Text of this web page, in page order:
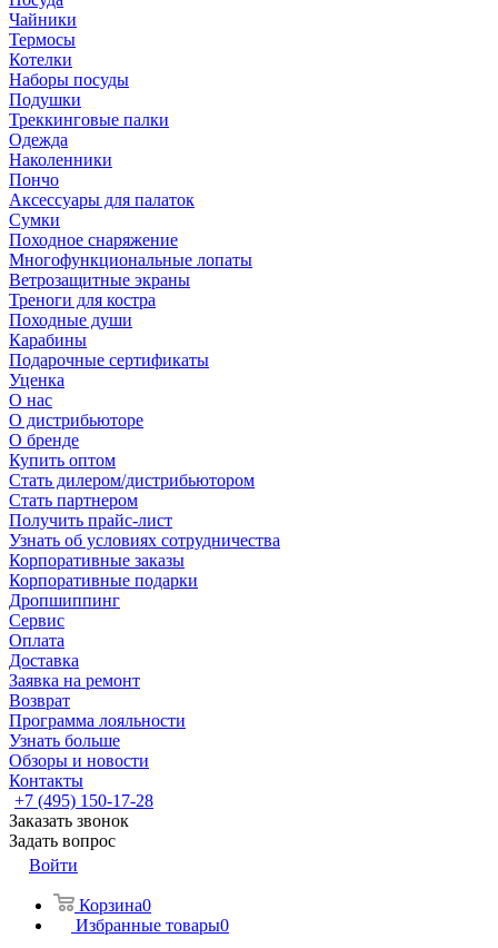
Чайники
Термосы
Котелки
Наборы посуды
Подушки
Треккинговые палки
Одежда
Наколенники
Пончо
Аксессуары для палаток
Сумки
Походное снаряжение
Многофункциональные лопаты
Ветрозащитные экраны
Треноги для костра
Походные души
Карабины
Подарочные сертификаты
Уценка
О нас
О дистрибьюторе
О бренде
Купить оптом
Стать дилером/дистрибьютором
Стать партнером
Получить прайс-лист
Узнать об условиях сотрудничества
Корпоративные заказы
Корпоративные подарки
Дропшиппинг
Сервис
Оплата
Доставка
Заявка на ремонт
Возврат
Программа лояльности
Узнать больше
Обзоры и новости
Контакты
+7 (495) 150-17-28
Заказать звонок
Задать вопрос
Войти
Корзина0
Избранные товары0